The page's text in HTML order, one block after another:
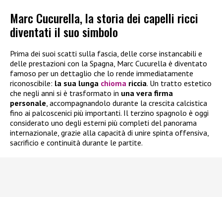
Marc Cucurella, la storia dei capelli ricci
diventati il suo simbolo
Prima dei suoi scatti sulla fascia, delle corse instancabili e
delle prestazioni con la Spagna, Marc Cucurella è diventato
famoso per un dettaglio che lo rende immediatamente
riconoscibile: la sua lunga chioma riccia. Un tratto estetico
che negli anni si è trasformato in una vera firma
personale , accompagnandolo durante la crescita calcistica
fino ai palcoscenici più importanti. Il terzino spagnolo è oggi
considerato uno degli esterni più completi del panorama
internazionale, grazie alla capacità di unire spinta offensiva,
sacrificio e continuità durante le partite.